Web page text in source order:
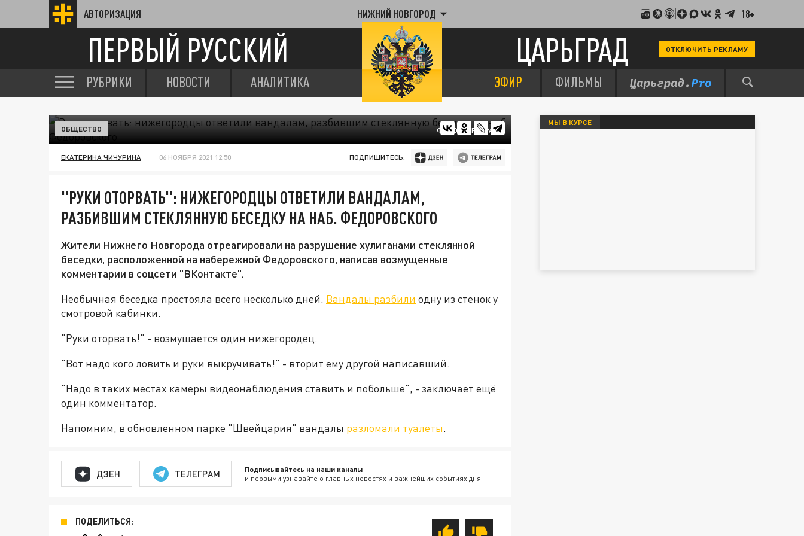
АВТОРИЗАЦИЯ НИЖНИЙ НОВГОРОД 18+
ПЕРВЫЙ РУССКИЙ ЦАРЬГРАД ОТКЛЮЧИТЬ РЕКЛАМУ
РУБРИКИ НОВОСТИ АНАЛИТИКА ЭФИР ФИЛЬМЫ
ФОТО: ЦАРЬГРАД
ОБЩЕСТВО
ЕКАТЕРИНА ЧИЧУРИНА 06 НОЯБРЯ 2021 12:50 ПОДПИШИТЕСЬ:
"РУКИ ОТОРВАТЬ": НИЖЕГОРОДЦЫ ОТВЕТИЛИ ВАНДАЛАМ,
РАЗБИВШИМ СТЕКЛЯННУЮ БЕСЕДКУ НА НАБ. ФЕДОРОВСКОГО
Жители Нижнего Новгорода отреагировали на разрушение хулиганами стеклянной
беседки, расположенной на набережной Федоровского, написав возмущенные
комментарии в соцсети "ВКонтакте".
Необычная беседка простояла всего несколько дней. Вандалы разбили одну из стенок у
смотровой кабинки.
"Руки оторвать!" - возмущается один нижегородец.
"Вот надо кого ловить и руки выкручивать!" - вторит ему другой написавший.
"Надо в таких местах камеры видеонаблюдения ставить и побольше", - заключает ещё
один комментатор.
Напомним, в обновленном парке "Швейцария" вандалы разломали туалеты.
ДЗЕН ТЕЛЕГРАМ Подписывайтесь на наши каналы
и первыми узнавайте о главных новостях и важнейших событиях дня.
ПОДЕЛИТЬСЯ:
МЫ В КУРСЕ